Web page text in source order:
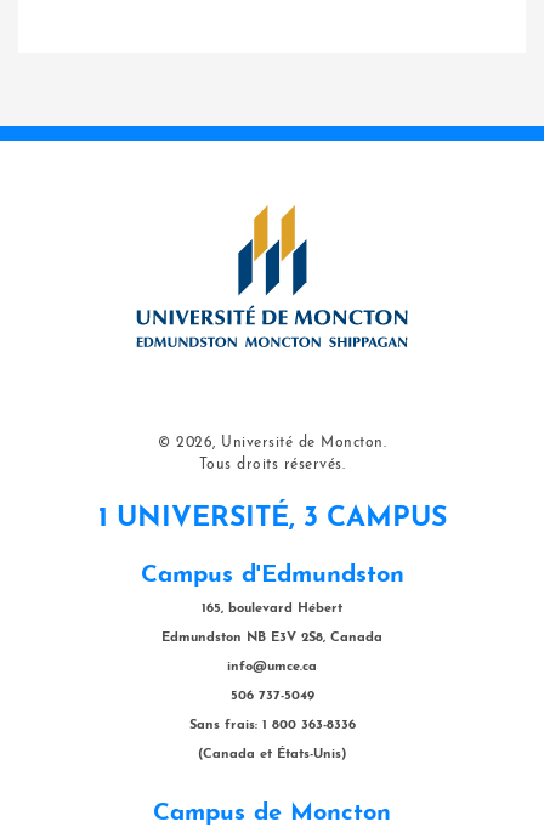
© 2026, Université de Moncton.
Tous droits réservés.
1 UNIVERSITÉ, 3 CAMPUS
Campus d'Edmundston
165, boulevard Hébert
Edmundston NB E3V 2S8, Canada
info@umce.ca
506 737-5049
Sans frais: 1 800 363-8336
(Canada et États-Unis)
Campus de Moncton